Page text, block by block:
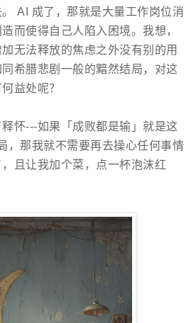
AI 成了，那就是大量工作岗位消
而使得自己人陷入困境。我想，
无法释放的焦虑之外没有别的用
希腊悲剧一般的黯然结局，对这
益处呢？
怀---如果「成败都是输」就是这
，那我就不需要再去操心任何事情
且让我加个菜，点一杯泡沫红